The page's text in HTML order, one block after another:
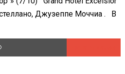
Джузеппе Моччиа . В